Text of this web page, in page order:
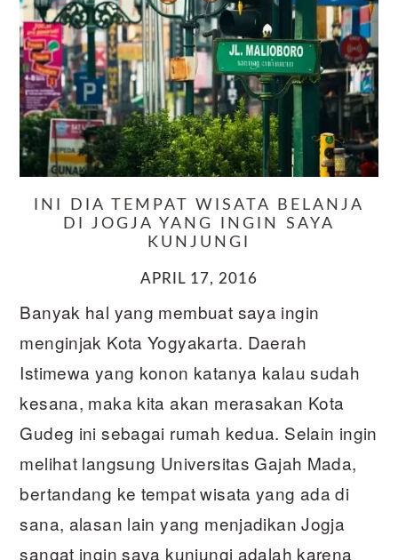
INI DIA TEMPAT WISATA BELANJA
DI JOGJA YANG INGIN SAYA
KUNJUNGI
APRIL 17, 2016
Banyak hal yang membuat saya ingin
menginjak Kota Yogyakarta. Daerah
Istimewa yang konon katanya kalau sudah
kesana, maka kita akan merasakan Kota
Gudeg ini sebagai rumah kedua. Selain ingin
melihat langsung Universitas Gajah Mada,
bertandang ke tempat wisata yang ada di
sana, alasan lain yang menjadikan Jogja
sangat ingin saya kunjungi adalah karena